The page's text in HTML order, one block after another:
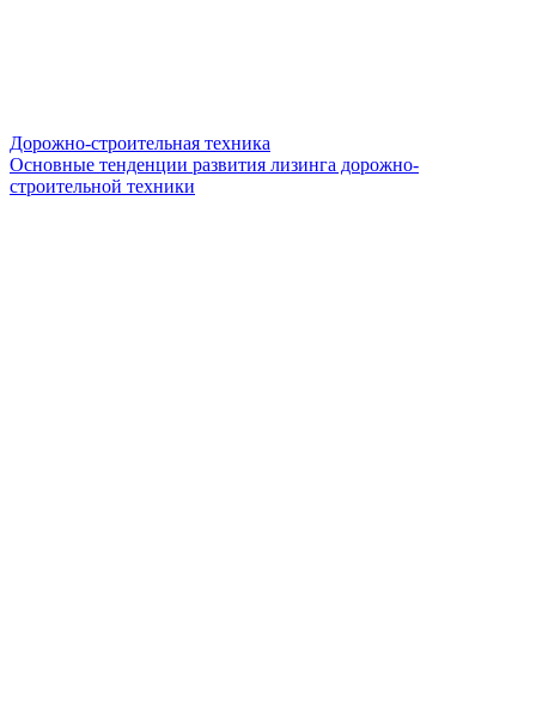
Дорожно-строительная техника
Основные тенденции развития лизинга дорожно-
строительной техники